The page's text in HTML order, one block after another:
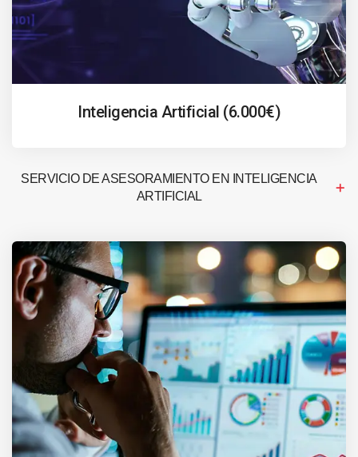
Inteligencia Artificial (6.000€)
SERVICIO DE ASESORAMIENTO EN INTELIGENCIA
ARTIFICIAL